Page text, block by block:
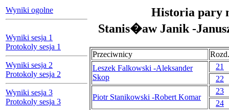
Wyniki ogolne
Wyniki sesja 1
Protokoly sesja 1
Wyniki sesja 2
Protokoly sesja 2
Wyniki sesja 3
Protokoly sesja 3
Historia pary
Stanis�aw Janik -
Przeciwnicy
Rozd.
Leszek Falkowski -Aleksander
Skop
21
22
Piotr Stanikowski -Robert Komar
23
24